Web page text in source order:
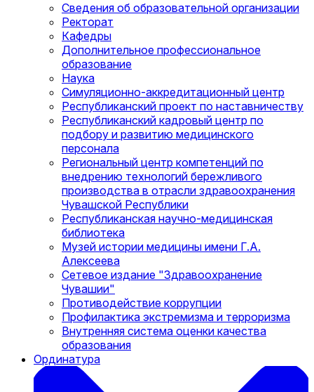
Сведения об образовательной организации
Ректорат
Кафедры
Дополнительное профессиональное
образование
Наука
Симуляционно-аккредитационный центр
Республиканский проект по наставничеству
Республиканский кадровый центр по
подбору и развитию медицинского
персонала
Региональный центр компетенций по
внедрению технологий бережливого
производства в отрасли здравоохранения
Чувашской Республики
Республиканская научно-медицинская
библиотека
Музей истории медицины имени Г.А.
Алексеева
Сетевое издание "Здравоохранение
Чувашии"
Противодействие коррупции
Профилактика экстремизма и терроризма
Внутренняя система оценки качества
образования
Ординатура